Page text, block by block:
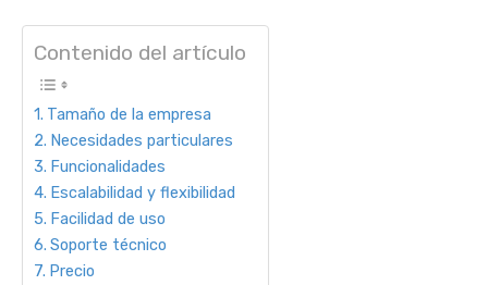
Contenido del artículo
Tamaño de la empresa
Necesidades particulares
Funcionalidades
Escalabilidad y flexibilidad
Facilidad de uso
Soporte técnico
Precio